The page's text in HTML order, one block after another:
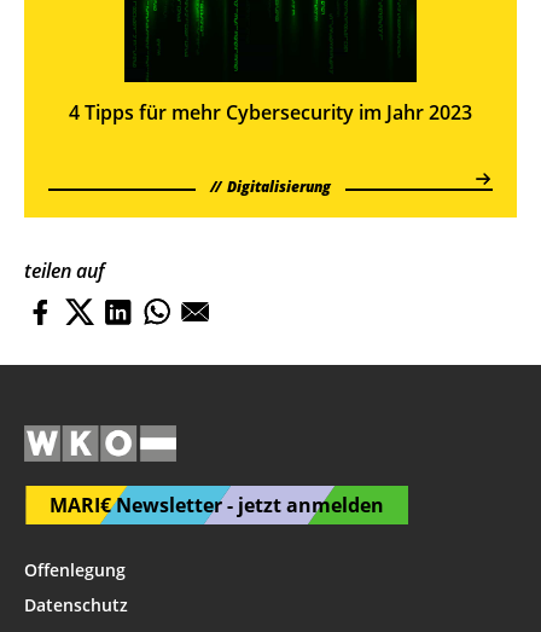
4 Tipps für mehr Cyber­security im Jahr 2023
Digitalisierung
teilen auf
MARI€ Newsletter - jetzt anmelden
Offenlegung
Datenschutz